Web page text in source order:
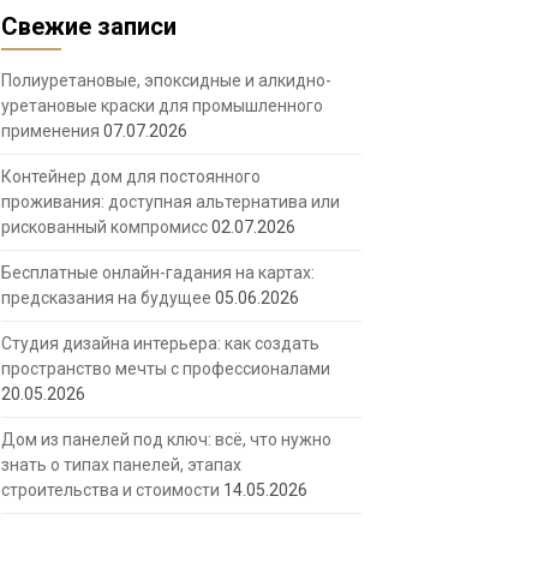
Свежие записи
Полиуретановые, эпоксидные и алкидно-
уретановые краски для промышленного
применения 07.07.2026
Контейнер дом для постоянного
проживания: доступная альтернатива или
рискованный компромисс02.07.2026
Бесплатные онлайн-гадания на картах:
предсказания на будущее 05.06.2026
Студия дизайна интерьера: как создать
пространство мечты с профессионалами
20.05.2026
Дом из панелей под ключ: всё, что нужно
знать о типах панелей, этапах
строительства и стоимости 14.05.2026